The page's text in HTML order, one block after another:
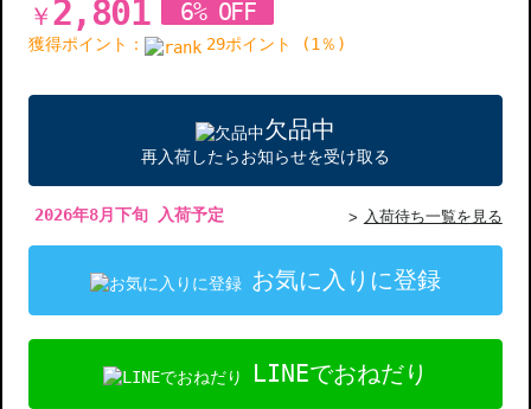
￥ 2,801 6% OFF
獲得ポイント： 29ポイント (1％)
欠品中
再入荷したらお知らせを受け取る
2026年8月下旬 入荷予定 入荷待ち一覧を見る
お気に入りに登録
LINEでおねだり